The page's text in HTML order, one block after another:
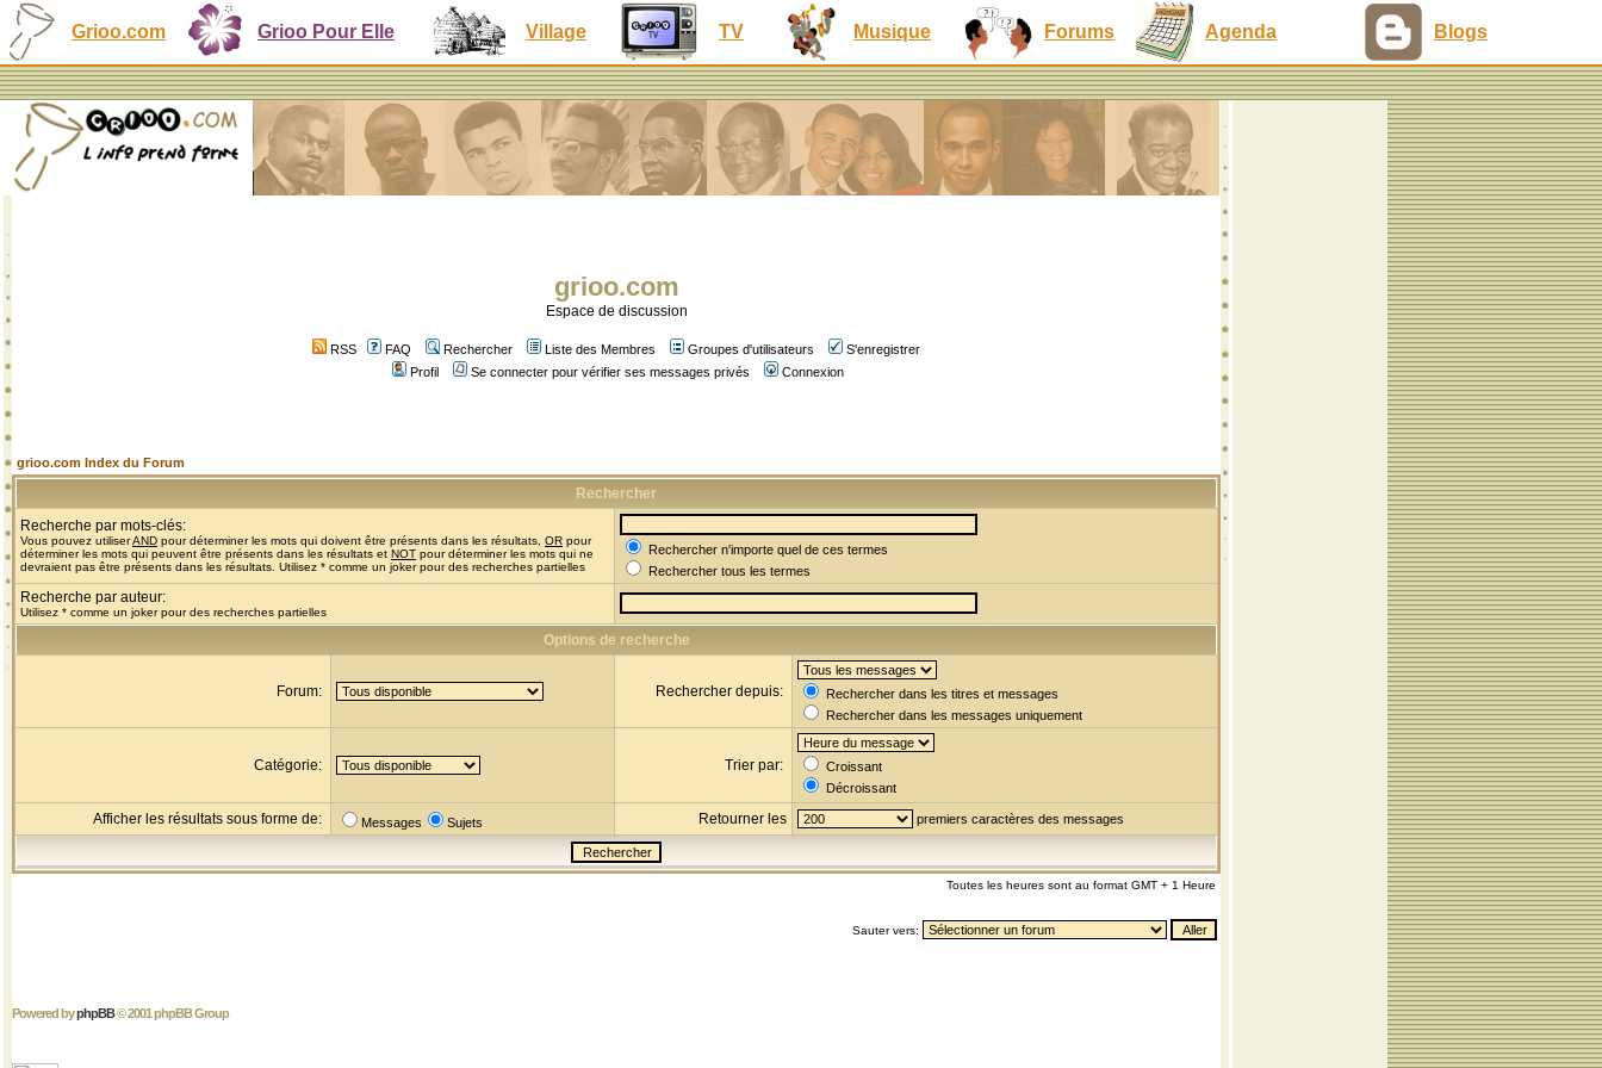
Grioo.com Grioo Pour Elle Village TV Musique Forums Agenda Blogs
grioo.com
Espace de discussion
RSS FAQ Rechercher Liste des Membres Groupes d'utilisateurs
S'enregistrer
Profil
Se connecter pour vérifier ses messages privés Connexion
grioo.com Index du Forum
Rechercher
Recherche par mots-clés:
Vous pouvez utiliserAND pour déterminer les mots qui doivent être présents dans les résultats, OR pour
déterminer les mots qui peuvent être présents dans les résultats et NOT pour déterminer les mots qui ne
devraient pas être présents dans les résultats. Utilisez * comme un joker pour des recherches partielles
Rechercher n'importe quel de ces termes
Rechercher tous les termes
Recherche par auteur:
Utilisez * comme un joker pour des recherches partielles
Options de recherche
Forum: Rechercher depuis:
Rechercher dans les titres et messages
Rechercher dans les messages uniquement
Catégorie: Trier par:
Croissant
Décroissant
Afficher les résultats sous forme de: Messages Sujets Retourner les premiers caractères des messages
Toutes les heures sont au format GMT + 1 Heure
Sauter vers:
Powered byphpBB© 2001 phpBB Group